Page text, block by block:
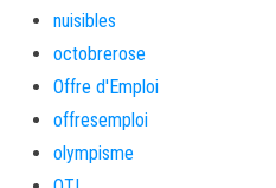
nuisibles
octobrerose
Offre d'Emploi
offresemploi
olympisme